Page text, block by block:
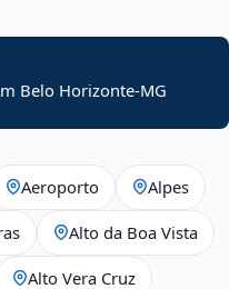
Belo Horizonte-MG
Aeroporto Alpes
Alto da Boa Vista
Alto Vera Cruz